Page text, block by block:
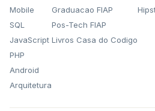
Mobile
SQL
JavaScript
PHP
Android
Arquitetura
Graduacao FIAP
Pos-Tech FIAP
Livros Casa do Codigo